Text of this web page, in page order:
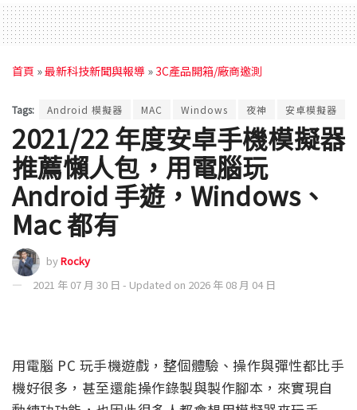
首頁 »最新科技新聞與報導 »3C產品開箱/廠商邀測
Tags: Android 模擬器 MAC Windows 夜神 安卓模擬器
2021/22 年度安卓手機模擬器
推薦懶人包，用電腦玩
Android 手遊，Windows、
Mac 都有
byRocky
2021 年 07 月 30 日 - Updated on 2026 年 08 月 04 日
用電腦 PC 玩手機遊戲，整個體驗、操作與彈性都比手
機好很多，甚至還能操作錄製與製作腳本，來實現自